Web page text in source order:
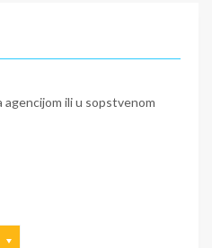
ili u sopstvenom